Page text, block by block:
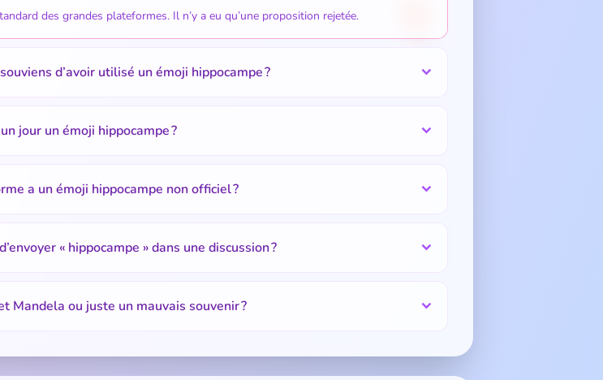
🎈
des grandes plateformes. Il n’y a eu qu’une proposition rejetée.
d’avoir utilisé un émoji hippocampe ?
jour un émoji hippocampe ?
a un émoji hippocampe non officiel ?
« hippocampe » dans une discussion ?
Mandela ou juste un mauvais souvenir ?